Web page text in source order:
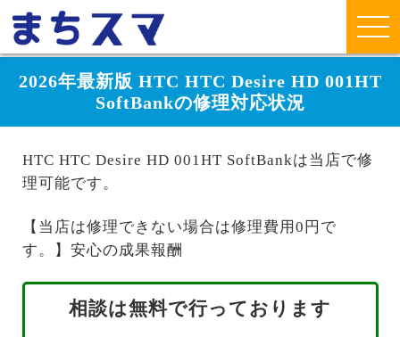
2026年最新版 HTC HTC Desire HD 001HT
SoftBankの修理対応状況
HTC HTC Desire HD 001HT SoftBankは当店で修
理可能です。
【当店は修理できない場合は修理費用0円で
す。】安心の成果報酬
相談は無料で行っております